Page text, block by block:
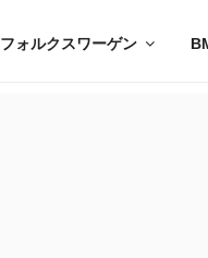
フォルクスワーゲン